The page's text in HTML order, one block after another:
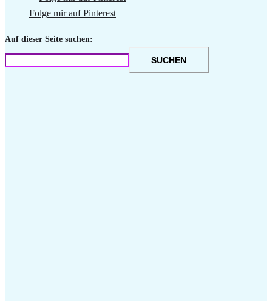
Folge mir auf Pinterest
Auf dieser Seite suchen:
SUCHEN